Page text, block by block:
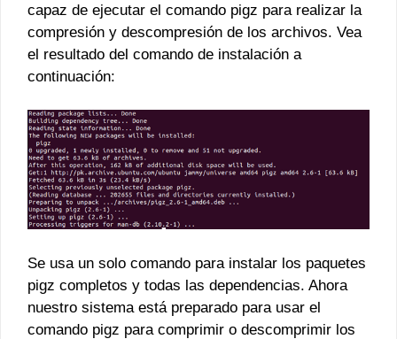
capaz de ejecutar el comando pigz para realizar la
compresión y descompresión de los archivos. Vea
el resultado del comando de instalación a
continuación:
Se usa un solo comando para instalar los paquetes
pigz completos y todas las dependencias. Ahora
nuestro sistema está preparado para usar el
comando pigz para comprimir o descomprimir los